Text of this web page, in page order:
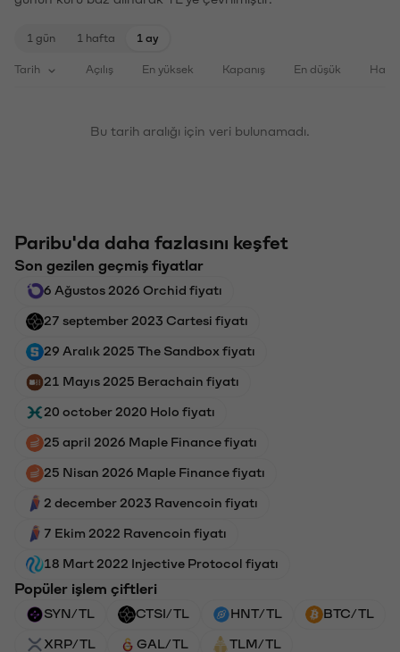
1 gün 1 hafta 1 ay
Tarih Açılış En yüksek Kapanış En düşük
Bu tarih aralığı için veri bulunamadı.
Paribu'da daha fazlasını keşfet
Son gezilen geçmiş fiyatlar
6 Ağustos 2026 Orchid fiyatı
27 september 2023 Cartesi fiyatı
29 Aralık 2025 The Sandbox fiyatı
21 Mayıs 2025 Berachain fiyatı
20 october 2020 Holo fiyatı
25 april 2026 Maple Finance fiyatı
25 Nisan 2026 Maple Finance fiyatı
2 december 2023 Ravencoin fiyatı
7 Ekim 2022 Ravencoin fiyatı
18 Mart 2022 Injective Protocol fiyatı
Popüler işlem çiftleri
SYN/TL CTSI/TL HNT/TL BTC/TL
XRP/TL GAL/TL TLM/TL